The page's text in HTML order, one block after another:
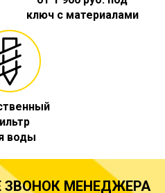
ключ с материалами
воды
МЕНЕДЖЕРА